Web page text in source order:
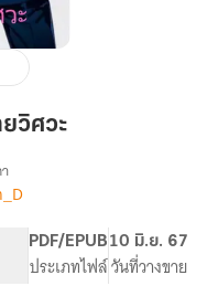
วิศวะ
PDF/EPUB
ประเภทไฟล์
10 มิ.ย. 67
วันที่วางขาย